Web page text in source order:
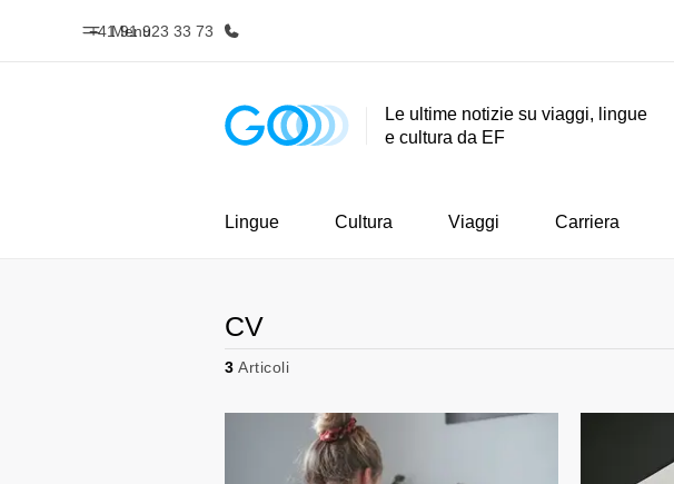
Menu
+41 91 923 33 73
Homepage Programmi
Le ultime notizie su viaggi, lingue
e cultura da EF
Lingue Cultura Viaggi Carriera
CV
3 Articoli